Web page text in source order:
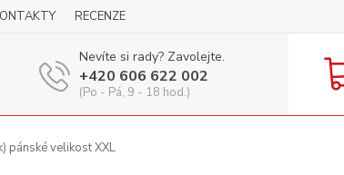
RECENZE
Nevíte si rady? Zavolejte.
+420 606 622 002
(Po - Pá, 9 - 18 hod.)
pánské velikost XXL